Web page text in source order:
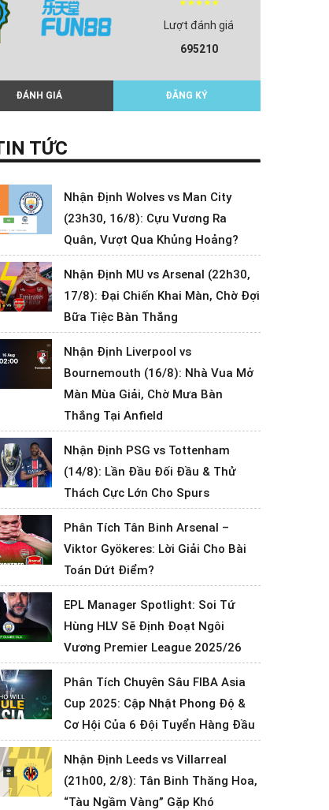
Lượt đánh giá
695210
ĐÁNH GIÁ ĐĂNG KÝ
TỨC
Nhận Định Wolves vs Man City
(23h30, 16/8): Cựu Vương Ra
Quân, Vượt Qua Khủng Hoảng?
Nhận Định MU vs Arsenal (22h30,
17/8): Đại Chiến Khai Màn, Chờ Đợi
Bữa Tiệc Bàn Thắng
Nhận Định Liverpool vs
Bournemouth (16/8): Nhà Vua Mở
Màn Mùa Giải, Chờ Mưa Bàn
Thắng Tại Anfield
Nhận Định PSG vs Tottenham
(14/8): Lần Đầu Đối Đầu & Thử
Thách Cực Lớn Cho Spurs
Phân Tích Tân Binh Arsenal –
Viktor Gyökeres: Lời Giải Cho Bài
Toán Dứt Điểm?
EPL Manager Spotlight: Soi Tứ
Hùng HLV Sẽ Định Đoạt Ngôi
Vương Premier League 2025/26
Phân Tích Chuyên Sâu FIBA Asia
Cup 2025: Cập Nhật Phong Độ &
Cơ Hội Của 6 Đội Tuyển Hàng Đầu
Nhận Định Leeds vs Villarreal
(21h00, 2/8): Tân Binh Thăng Hoa,
“Tàu Ngầm Vàng” Gặp Khó